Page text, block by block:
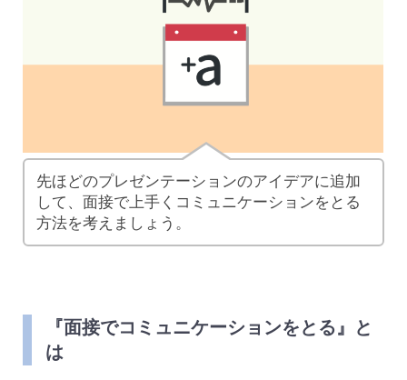
先ほどのプレゼンテーションのアイデアに追加
して、面接で上手くコミュニケーションをとる
方法を考えましょう。
『面接でコミュニケーションをとる』と
は